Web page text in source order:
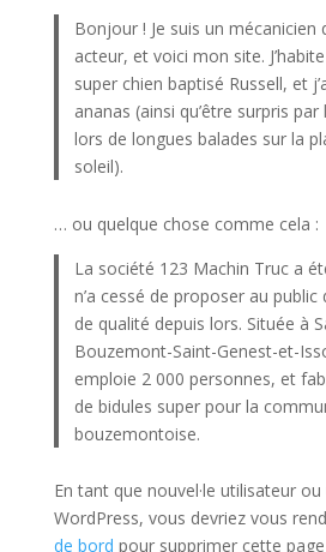
Bonjour ! Je suis un mécanicien
acteur, et voici mon site.
super chien baptisé Russell, et
ananas (ainsi qu’être surpris
lors de longues balades sur la
soleil).
… ou quelque chose comme cela :
La société 123 Machin Truc a
n’a cessé de proposer au
de qualité depuis lors. Située à
Bouzemont-Saint-Genest-et-
emploie 2 000 personnes, et
de bidules super pour la
bouzemontoise.
En tant que nouvel·le utilisateur
WordPress, vous devriez vous
de bord pour supprimer cette